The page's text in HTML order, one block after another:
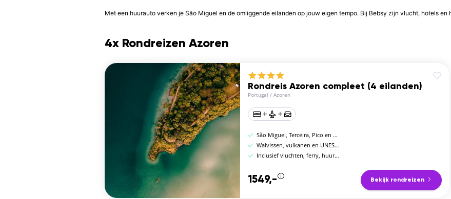
Met een huurauto verken je São Miguel en de omliggende eilanden op jouw eigen tempo. Bij Bebsy zijn vlucht, hotels en
4x Rondreizen Azoren
Rondreis Azoren compleet (4 eilanden)
Portugal / Azoren
São Miguel, Terceira, Pico en Faial
Walvissen, vulkanen en UNESCO-stad Angra
Inclusief vluchten, ferry, huurauto en hotels
1549,- Bekijk rondreizen